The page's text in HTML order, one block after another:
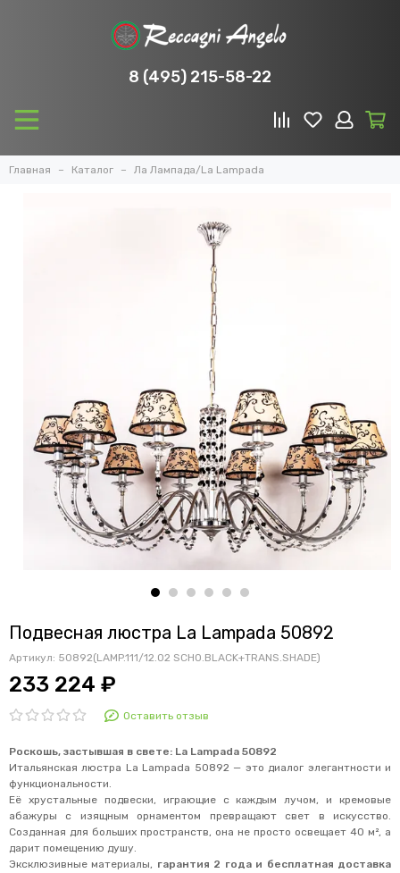
8 (495) 215-58-22
Главная Каталог Ла Лампада/La Lampada
Подвесная люстра La Lampada 50892
Артикул: 50892(LAMP.111/12.02 SCHO.BLACK+TRANS.SHADE)
233 224 ₽
Оставить отзыв
Роскошь, застывшая в свете: La Lampada 50892
Итальянская люстра La Lampada 50892 — это диалог элегантности и
функциональности.
Её хрустальные подвески, играющие с каждым лучом, и кремовые
абажуры с изящным орнаментом превращают свет в искусство.
Созданная для больших пространств, она не просто освещает 40 м², а
дарит помещению душу.
Эксклюзивные материалы, гарантия 2 года и бесплатная доставка